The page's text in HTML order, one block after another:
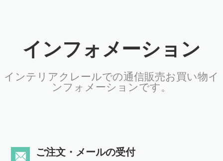
インフォメーション
インテリアクレールでの通信販売お買い物イ
ンフォメーションです。
ご注文・メールの受付